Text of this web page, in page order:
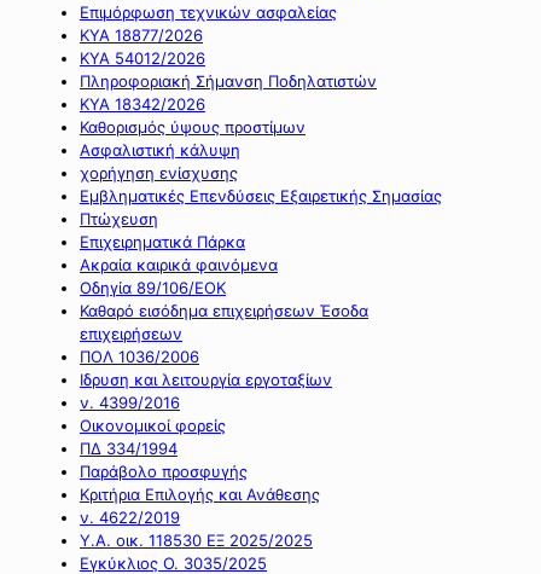
Επιμόρφωση τεχνικών ασφαλείας
ΚΥΑ 18877/2026
ΚΥΑ 54012/2026
Πληροφοριακή Σήμανση Ποδηλατιστών
ΚΥΑ 18342/2026
Καθορισμός ύψους προστίμων
Ασφαλιστική κάλυψη
χορήγηση ενίσχυσης
Εμβληματικές Επενδύσεις Εξαιρετικής Σημασίας
Πτώχευση
Επιχειρηματικά Πάρκα
Ακραία καιρικά φαινόμενα
Οδηγία 89/106/ΕΟΚ
Καθαρό εισόδημα επιχειρήσεων Έσοδα
επιχειρήσεων
ΠΟΛ 1036/2006
Ιδρυση και λειτουργία εργοταξίων
ν. 4399/2016
Οικονομικοί φορείς
ΠΔ 334/1994
Παράβολο προσφυγής
Κριτήρια Επιλογής και Ανάθεσης
ν. 4622/2019
Υ.Α. οικ. 118530 ΕΞ 2025/2025
Εγκύκλιος Ο. 3035/2025